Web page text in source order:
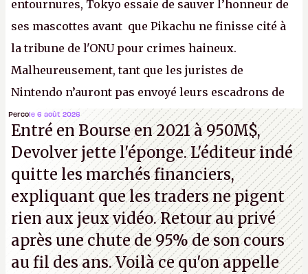
entournures, Tokyo essaie de sauver l’honneur de
ses mascottes avant que Pikachu ne finisse cité à
la tribune de l'ONU pour crimes haineux.
Malheureusement, tant que les juristes de
Nintendo n’auront pas envoyé leurs escadrons de
la mort judiciaires pour distribuer du copyright
strike à tour de bras, l'Oncle Sam continuera
d'étaler sa confiture intellectuelle sur vos
souvenirs d'enfance.P.
Percole 6 août 2026
Entré en Bourse en 2021 à 950M$,
Devolver jette l'éponge. L'éditeur indé
quitte les marchés financiers,
expliquant que les traders ne pigent
rien aux jeux vidéo. Retour au privé
après une chute de 95% de son cours
au fil des ans. Voilà ce qu'on appelle